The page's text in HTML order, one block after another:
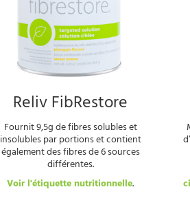
Reliv FibRestore
Fournit 9,5g de fibres solubles et
insolubles par portions et contient
également des fibres de 6 sources
différentes.
Voir l'étiquette nutritionnelle.